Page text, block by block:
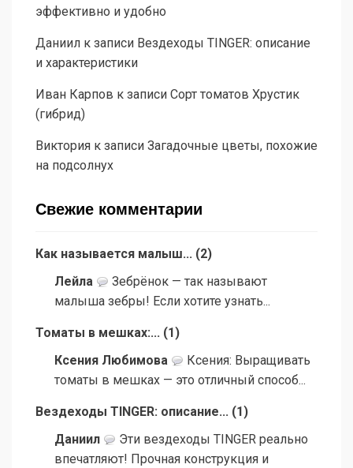
эффективно и удобно
Даниил к записи Вездеходы TINGER: описание
и характеристики
Иван Карпов к записи Сорт томатов Хрустик
(гибрид)
Виктория к записи Загадочные цветы, похожие
на подсолнух
Свежие комментарии
Как называется малыш... (2)
Лейла
Зебрёнок — так называют
малыша зебры! Если хотите узнать...
Томаты в мешках:... (1 )
Ксения Любимова
Ксения: Выращивать
томаты в мешках — это отличный способ...
Вездеходы TINGER: описание... (1 )
Даниил
Эти вездеходы TINGER реально
впечатляют! Прочная конструкция и